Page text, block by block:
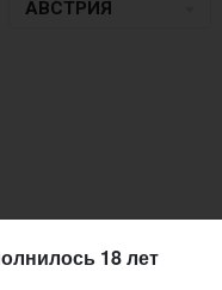
АВСТРИЯ
18 лет